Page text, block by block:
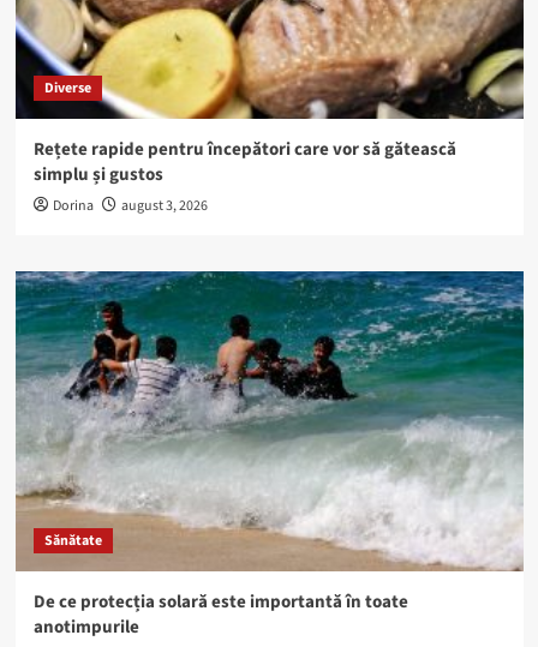
Diverse
Rețete rapide pentru începători care vor să gătească
simplu și gustos
Dorina august 3, 2026
Sănătate
De ce protecția solară este importantă în toate
anotimpurile